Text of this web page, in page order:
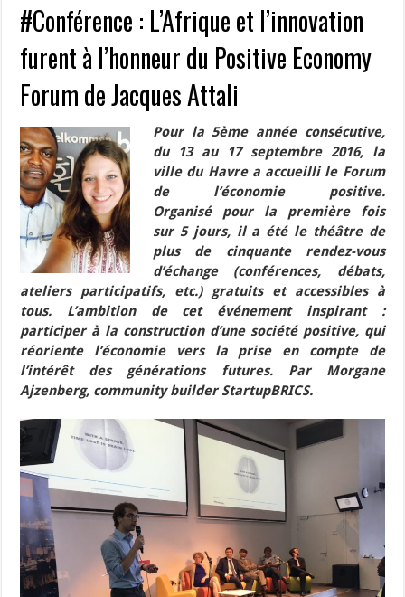
#Conférence : L’Afrique et l’innovation
furent à l’honneur du Positive Economy
Forum de Jacques Attali
Pour la 5ème année consécutive,
du 13 au 17 septembre 2016, la
ville du Havre a accueilli le Forum
de l’économie positive.
Organisé pour la première fois
sur 5 jours, il a été le théâtre de
plus de cinquante rendez-vous
d’échange (conférences, débats,
ateliers participatifs, etc.) gratuits et accessibles à
tous. L’ambition de cet événement inspirant :
participer à la construction d’une société positive, qui
réoriente l’économie vers la prise en compte de
l’intérêt des générations futures. Par Morgane
Ajzenberg, community builder StartupBRICS.